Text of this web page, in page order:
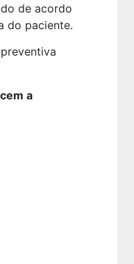
de acordo
do paciente.
a